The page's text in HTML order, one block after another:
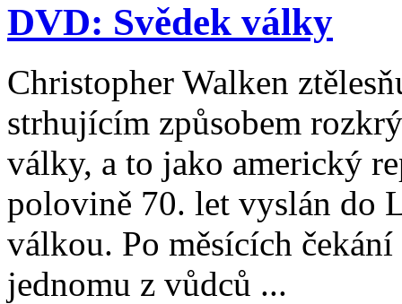
DVD: Svědek války
Christopher Walken
strhujícím způsobem
války, a to jako americký
polovině 70. let vyslán do
válkou. Po měsících
jednomu z vůdců ...